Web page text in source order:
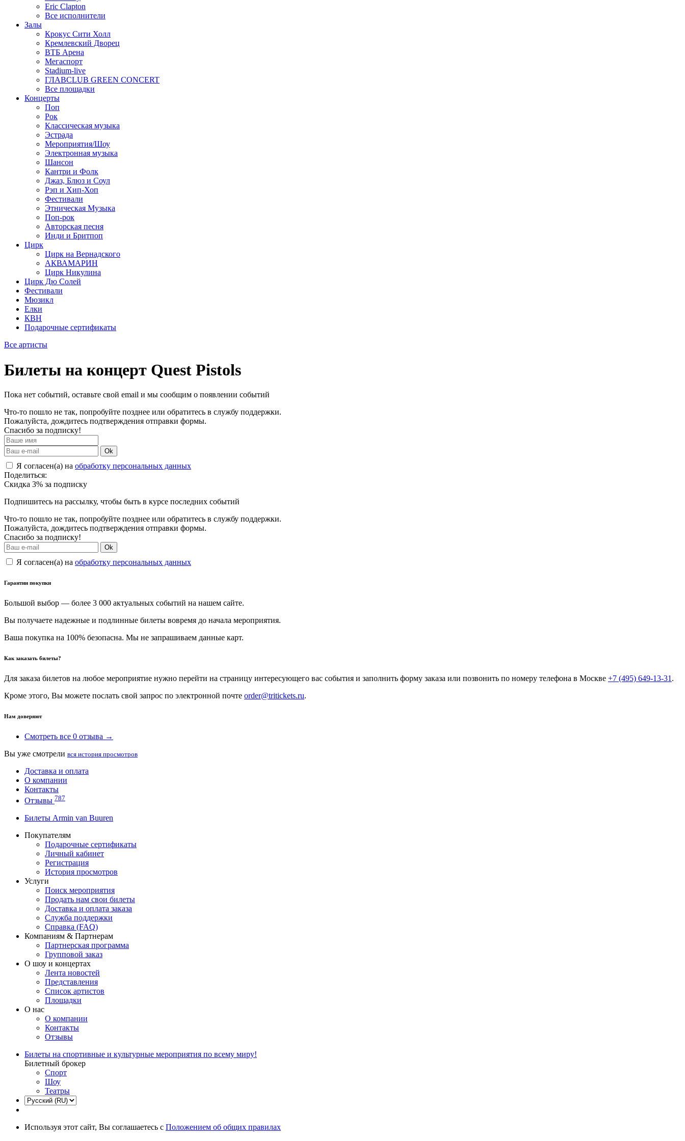
Eric Clapton
Все исполнители
Залы
Крокус Сити Холл
Кремлевский Дворец
ВТБ Арена
Мегаспорт
Stadium-live
ГЛАВCLUB GREEN CONCERT
Все площадки
Концерты
Поп
Рок
Классическая музыка
Эстрада
Мероприятия/Шоу
Электронная музыка
Шансон
Кантри и Фолк
Джаз, Блюз и Соул
Рэп и Хип-Хоп
Фестивали
Этническая Музыка
Поп-рок
Авторская песня
Инди и Бритпоп
Цирк
Цирк на Вернадского
АКВАМАРИН
Цирк Никулина
Цирк Дю Солей
Фестивали
Мюзикл
Елки
КВН
Подарочные сертификаты
Все артисты
Билеты на концерт Quest Pistols
Пока нет событий, оставьте свой email и мы сообщим о появлении событий
Что-то пошло не так, попробуйте позднее или обратитесь в службу поддержки.
Пожалуйста, дождитесь подтверждения отправки формы.
Спасибо за подписку!
Ok
Я согласен(а) на обработку персональных данных
Поделиться:
Скидка 3% за подписку
Подпишитесь на рассылку, чтобы быть в курсе последних событий
Что-то пошло не так, попробуйте позднее или обратитесь в службу поддержки.
Пожалуйста, дождитесь подтверждения отправки формы.
Спасибо за подписку!
Ok
Я согласен(а) на обработку персональных данных
Гарантии покупки
Большой выбор — более 3 000 актуальных событий на нашем сайте.
Вы получаете надежные и подлинные билеты вовремя до начала мероприятия.
Ваша покупка на 100% безопасна. Мы не запрашиваем данные карт.
Как заказать билеты?
Для заказа билетов на любое мероприятие нужно перейти на страницу интересующего вас события и заполнить форму заказа или позвонить по номеру телефона в Москве +7 (495) 649-13-31 .
Кроме этого, Вы можете послать свой запрос по электронной почте order@tritickets.ru.
Нам доверяют
Смотреть все 0 отзыва →
Вы уже смотрели вся история просмотров
Доставка и оплата
О компании
Контакты
Отзывы 787
Билеты Armin van Buuren
Покупателям
Подарочные сертификаты
Личный кабинет
Регистрация
История просмотров
Услуги
Поиск мероприятия
Продать нам свои билеты
Доставка и оплата заказа
Служба поддержки
Справка (FAQ)
Компаниям & Партнерам
Партнерская программа
Групповой заказ
О шоу и концертах
Лента новостей
Представления
Список артистов
Площадки
О нас
О компании
Контакты
Отзывы
Билеты на спортивные и культурные мероприятия по всему миру!
Билетный брокер
Спорт
Шоу
Театры
Используя этот сайт, Вы соглашаетесь с Положением об общих правилах